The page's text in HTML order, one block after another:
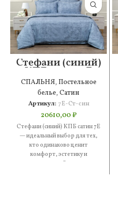
Стефани (синий)
КПБ сатин 7Е
СПАЛЬНЯ, Постельное
белье, Сатин
Артикул: 7Е-Ст-син
20610,00₽
Стефани (синий) КПБ сатин 7Е
— идеальный выбор для тех,
кто одинаково ценит
комфорт, эстетику и
практичность. В составе —